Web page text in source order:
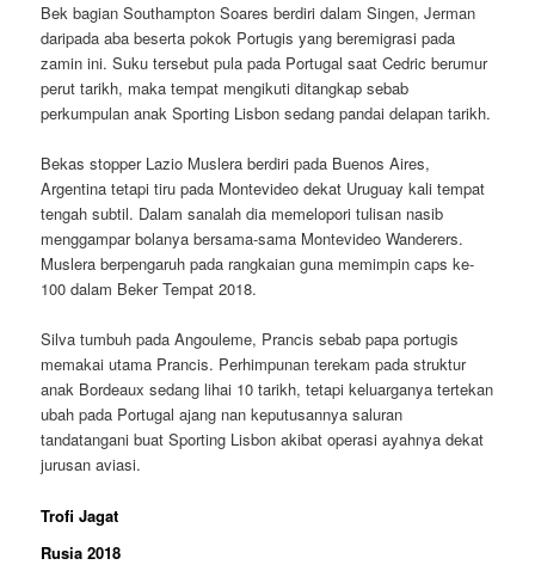
Bek bagian Southampton Soares berdiri dalam Singen, Jerman
daripada aba beserta pokok Portugis yang beremigrasi pada
zamin ini. Suku tersebut pula pada Portugal saat Cedric berumur
perut tarikh, maka tempat mengikuti ditangkap sebab
perkumpulan anak Sporting Lisbon sedang pandai delapan tarikh.
Bekas stopper Lazio Muslera berdiri pada Buenos Aires,
Argentina tetapi tiru pada Montevideo dekat Uruguay kali tempat
tengah subtil. Dalam sanalah dia memelopori tulisan nasib
menggampar bolanya bersama-sama Montevideo Wanderers.
Muslera berpengaruh pada rangkaian guna memimpin caps ke-
100 dalam Beker Tempat 2018.
Silva tumbuh pada Angouleme, Prancis sebab papa portugis
memakai utama Prancis. Perhimpunan terekam pada struktur
anak Bordeaux sedang lihai 10 tarikh, tetapi keluarganya tertekan
ubah pada Portugal ajang nan keputusannya saluran
tandatangani buat Sporting Lisbon akibat operasi ayahnya dekat
jurusan aviasi.
Trofi Jagat
Rusia 2018